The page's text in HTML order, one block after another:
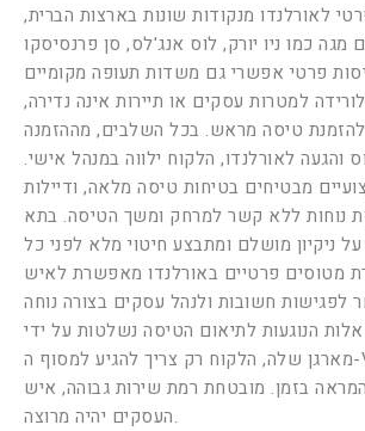
לאורלנדו מנקודות שונות בארצות הברית,
מגה כמו ניו יורק, לוס אנג'לס, סן פרנסיסקו
פרטי אפשרי גם משדות תעופה מקומיים
למטרות עסקים או תיירות אינה נדירה,
להזמנת טיסה מראש. בכל השלבים, מההזמנה
והגעה לאורלנדו, הלקוח ילווה במנהל אישי.
מבטיחים בטיחות טיסה מלאה, ודיילות
נוחות ללא קשר למרחק ומשך הטיסה. בתא
ניקיון מושלם ומתבצע חיטוי מלא לפני כל
מטוסים פרטיים באורלנדו מאפשרת לאיש
חשובות ולנהל עסקים בצורה נוחה
הנוגעות לתיאום הטיסה נשלטות על ידי
מארגן שלה, הלקוח רק צריך להגיע למסוף ה-VIP של שדה
בזמן. מובטחת רמת שירות גבוהה, איש
העסקים יהיה מרוצה.